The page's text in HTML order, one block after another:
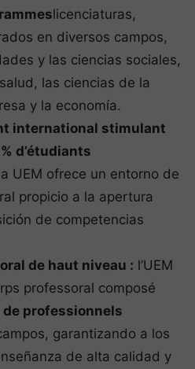
licenciaturas,
en diversos campos,
y las ciencias sociales,
las ciencias de la
y la economía.
international stimulant
d’étudiants
UEM ofrece un entorno de
propicio a la apertura
de competencias
de haut niveau : l’UEM
professoral composé
professionnels
garantizando a los
de alta calidad y